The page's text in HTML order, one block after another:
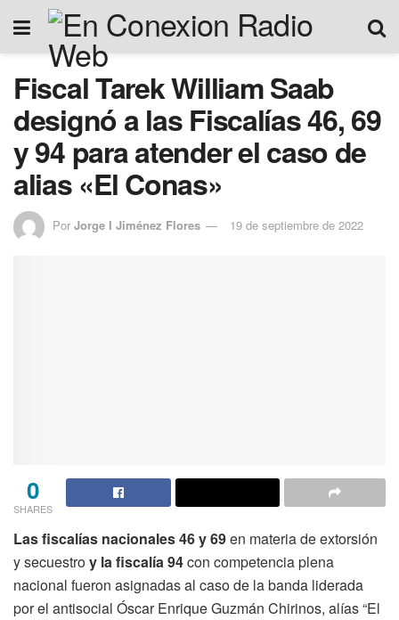
Fiscal Tarek William Saab
designó a las Fiscalías 46, 69
y 94 para atender el caso de
alias «El Conas»
Por Jorge I Jiménez Flores 19 de septiembre de 2022
0
SHARES
Las fiscalías nacionales 46 y 69en materia de extorsión
y secuestroy la fiscalía 94con competencia plena
nacional fueron asignadas al caso de la banda liderada
por el antisocial Óscar Enrique Guzmán Chirinos, alías “El